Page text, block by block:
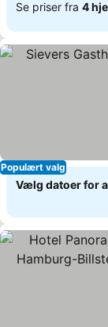
Se priser fra 4
Populært valg
Vælg datoer for